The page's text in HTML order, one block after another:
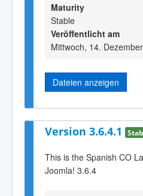
Maturity
Stable
Veröffentlicht am
Mittwoch, 14.
Dateien anzeigen
Version 3.6.4.1
This is the Spanish CO
Joomla! 3.6.4